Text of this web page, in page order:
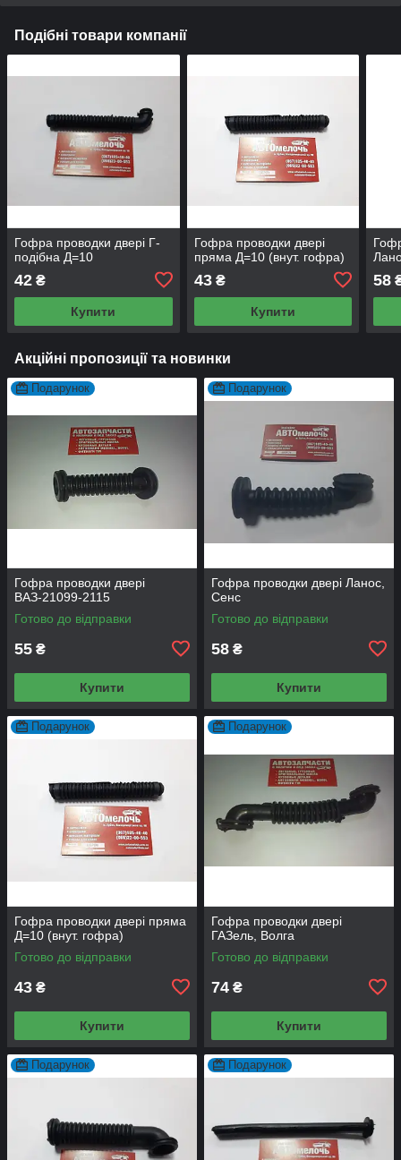
Подібні товари компанії
Гофра проводки двері Г-
подібна Д=10
42 ₴
Купити
Гофра проводки двері
пряма Д=10 (внут. гофра)
43₴
Купити
58
Акційні пропозиції та новинки
Подарунок
Гофра проводки двері
ВАЗ-21099-2115
Готово до відправки
55 ₴
Купити
Подарунок
Гофра проводки двері Ланос,
Сенс
Готово до відправки
58 ₴
Купити
Подарунок
Гофра проводки двері пряма
Д=10 (внут. гофра)
Готово до відправки
43 ₴
Купити
Подарунок
Гофра проводки двері
ГАЗель, Волга
Готово до відправки
74 ₴
Купити
Подарунок Подарунок